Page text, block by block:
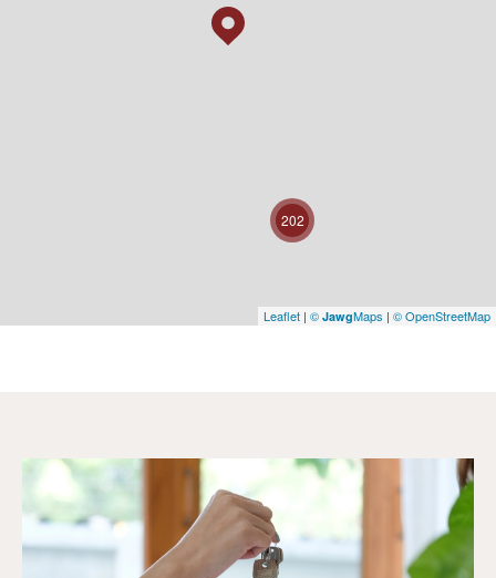
202
Leaflet | © JawgMaps | © OpenStreetMap